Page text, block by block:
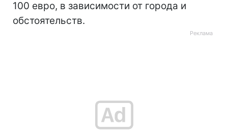
100 евро, в зависимости от города и
обстоятельств.